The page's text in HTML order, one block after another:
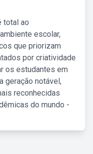
total ao
escolar,
que priorizam
por criatividade
os estudantes em
geração notável,
reconhecidas
do mundo -